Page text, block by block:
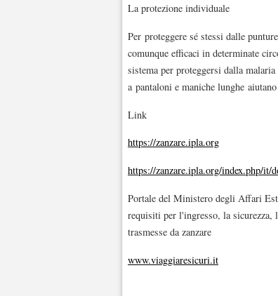
La protezione individuale
Per proteggere sé stessi dalle
comunque efficaci in determinate
sistema per proteggersi dalla
a pantaloni e maniche lunghe
Link
https://zanzare.ipla.org
https://zanzare.ipla.org/index.php/it/
Portale del Ministero degli Affari
requisiti per l'ingresso, la sicurezza,
trasmesse da zanzare
www.viaggiaresicuri.it